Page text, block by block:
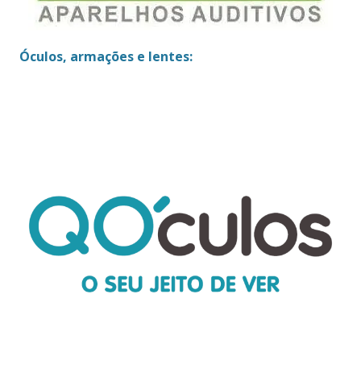
Óculos, armações e lentes: